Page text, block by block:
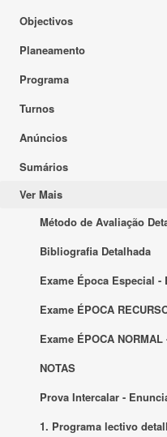
Objectivos
Planeamento
Programa
Turnos
Anúncios
Sumários
Ver Mais
Método de Avaliação
Bibliografia Detalhada
Exame Época Especial
Exame ÉPOCA
Exame ÉPOCA
NOTAS
Prova Intercalar -
1. Programa lectivo